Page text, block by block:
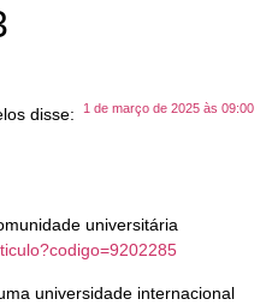
disse: 1 de março de 2025 às 09:00
universitária
universidade internacional